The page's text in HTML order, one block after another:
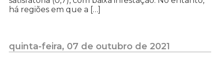
há regiões em que a […]
quinta-feira, 07 de outubro de 2021